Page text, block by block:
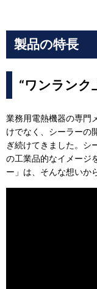
製品の特長
“ワンランク
業務用電熱機器の専門
けでなく、シーラーの
ぎ続けてきました。シ
の工業品的なイメージ
ー」は、そんな想いか